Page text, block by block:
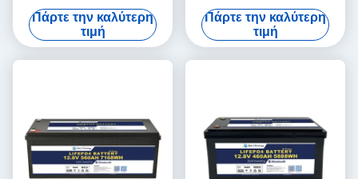
και αυτοθέρμανση για Yachit
Medical
Πάρτε την καλύτερη
τιμή
180AH Bely για Bluetooth για
το σταθμό βάσης rv
ενεργειακής αποθήκευσης
UPS
Πάρτε την καλύτερη
τιμή